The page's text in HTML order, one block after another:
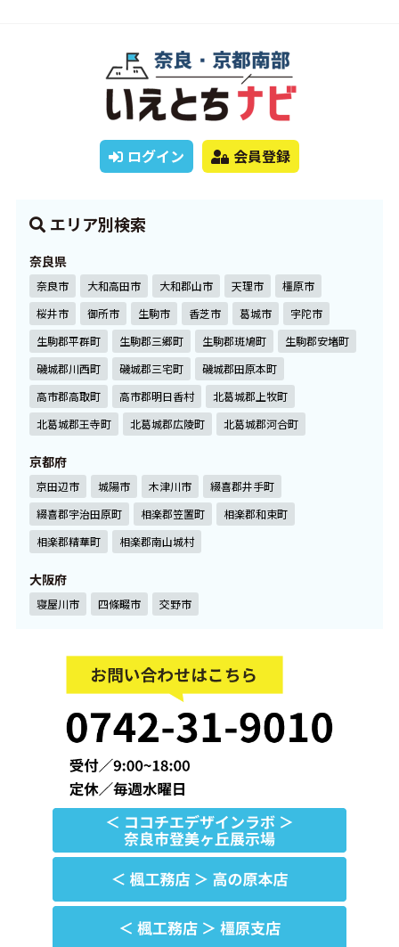
ログイン 会員登録
エリア別検索
奈良県
奈良市 大和高田市 大和郡山市 天理市
橿原市
桜井市
御所市 生駒市 香芝市 葛城市
宇陀市
生駒郡平群町
生駒郡三郷町 生駒郡斑鳩町
生駒郡安堵町
磯城郡川西町
磯城郡三宅町
磯城郡田原本町
高市郡高取町
高市郡明日香村
北葛城郡上牧町
北葛城郡王寺町
北葛城郡広陵町 北葛城郡河合町
京都府
京田辺市 城陽市 木津川市
綴喜郡井手町
綴喜郡宇治田原町
相楽郡笠置町
相楽郡和束町
相楽郡精華町
相楽郡南山城村
大阪府
寝屋川市 四條畷市 交野市